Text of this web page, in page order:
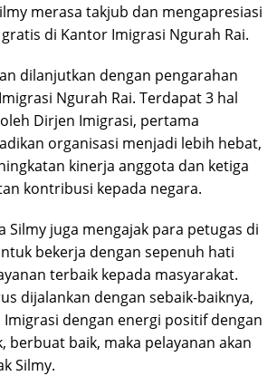
merasa takjub dan mengapresiasi
di Kantor Imigrasi Ngurah Rai.
dilanjutkan dengan pengarahan
Ngurah Rai. Terdapat 3 hal
Dirjen Imigrasi, pertama
organisasi menjadi lebih hebat,
kinerja anggota dan ketiga
kontribusi kepada negara.
Silmy juga mengajak para petugas di
bekerja dengan sepenuh hati
terbaik kepada masyarakat.
dijalankan dengan sebaik-baiknya,
dengan energi positif dengan
berbuat baik, maka pelayanan akan
Silmy.